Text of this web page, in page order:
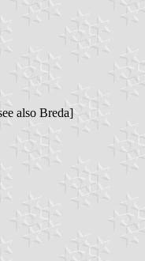
also Breda]